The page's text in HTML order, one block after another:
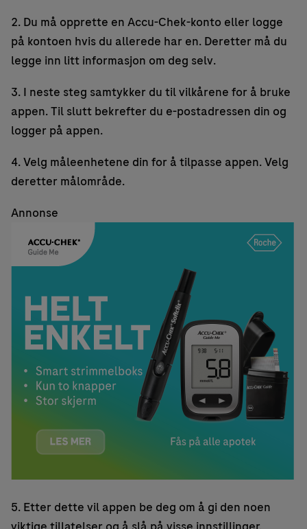
2. Du må opprette en Accu-Chek-konto eller logge
på kontoen hvis du allerede har en. Deretter må du
legge inn litt informasjon om deg selv.
3. I neste steg samtykker du til vilkårene for å bruke
appen. Til slutt bekrefter du e-postadressen din og
logger på appen.
4. Velg måleenhetene din for å tilpasse appen. Velg
deretter målområde.
Annonse
5. Etter dette vil appen be deg om å gi den noen